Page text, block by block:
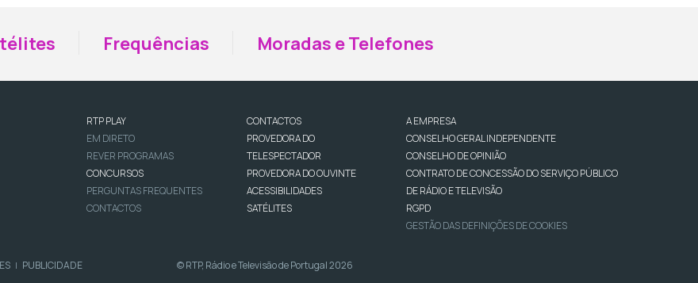
Frequências Moradas e Telefones
RTP PLAY
EM DIRETO
REVER PROGRAMAS
CONCURSOS
PERGUNTAS FREQUENTES
CONTACTOS
CONTACTOS
PROVEDORA DO
TELESPECTADOR
PROVEDORA DO OUVINTE
ACESSIBILIDADES
SATÉLITES
A EMPRESA
CONSELHO GERAL INDEPENDENTE
CONSELHO DE OPINIÃO
CONTRATO DE CONCESSÃO DO SERVIÇO PÚBLICO
DE RÁDIO E TELEVISÃO
RGPD
GESTÃO DAS DEFINIÇÕES DE COOKIES
| PUBLICIDADE © RTP, Rádio e Televisão de Portugal 2026